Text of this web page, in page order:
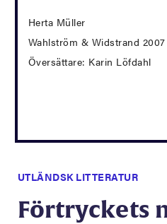
Herta Müller
Wahlström & Widstrand 2007
Översättare: Karin Löfdahl
UTLÄNDSK LITTERATUR
Förtryckets